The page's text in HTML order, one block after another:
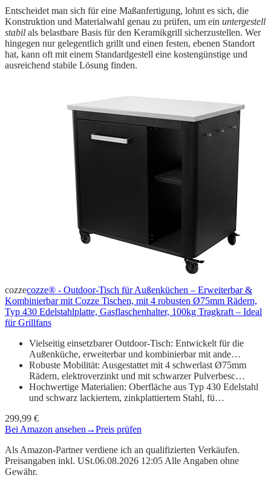
Entscheidet man sich für eine Maßanfertigung, lohnt es sich, die
Konstruktion und Materialwahl genau zu prüfen, um ein untergestell
stabil als belastbare Basis für den Keramikgrill sicherzustellen. Wer
hingegen nur gelegentlich grillt und einen festen, ebenen Standort
hat, kann oft mit einem Standardgestell eine kostengünstige und
ausreichend stabile Lösung finden.
cozzecozze® - Outdoor-Tisch für Außenküchen – Erweiterbar &
Kombinierbar mit Cozze Tischen, mit 4 robusten Ø75mm Rädern,
Typ 430 Edelstahlplatte, Gasflaschenhalter, 100kg Tragkraft – Ideal
für Grillfans
Vielseitig einsetzbarer Outdoor-Tisch: Entwickelt für die
Außenküche, erweiterbar und kombinierbar mit ande…
Robuste Mobilität: Ausgestattet mit 4 schwerlast Ø75mm
Rädern, elektroverzinkt und mit schwarzer Pulverbesc…
Hochwertige Materialien: Oberfläche aus Typ 430 Edelstahl
und schwarz lackiertem, zinkplattiertem Stahl, fü…
299,99 €
Bei Amazon ansehen →Preis prüfen
Als Amazon-Partner verdiene ich an qualifizierten Verkäufen.
Preisangaben inkl. USt.06.08.2026 12:05 Alle Angaben ohne
Gewähr.